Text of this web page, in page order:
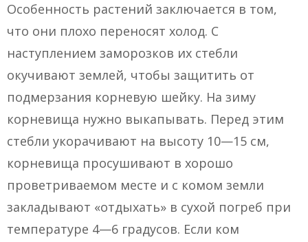
Особенность растений заключается в том,
что они плохо переносят холод. С
наступлением заморозков их стебли
окучивают землей, чтобы защитить от
подмерзания корневую шейку. На зиму
корневища нужно выкапывать. Перед этим
стебли укорачивают на высоту 10—15 см,
корневища просушивают в хорошо
проветриваемом месте и с комом земли
закладывают «отдыхать» в сухой погреб при
температуре 4—6 градусов. Если ком